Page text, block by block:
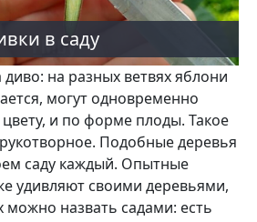
в саду
диво: на разных ветвях яблони
могут одно­временно
и по форме плоды. Такое
Подобные деревья
саду каждый. Опытные
удивля­ют своими деревьями,
можно на­звать садами: есть